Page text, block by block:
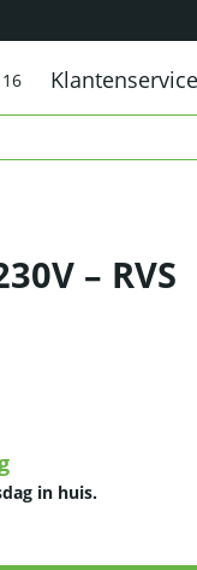
Klantenservice
– RVS
in huis.